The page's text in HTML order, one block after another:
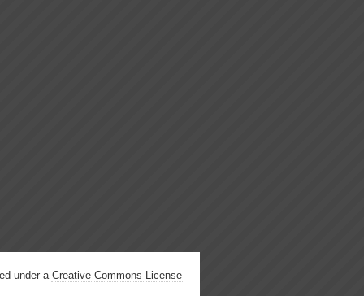
under a Creative Commons License